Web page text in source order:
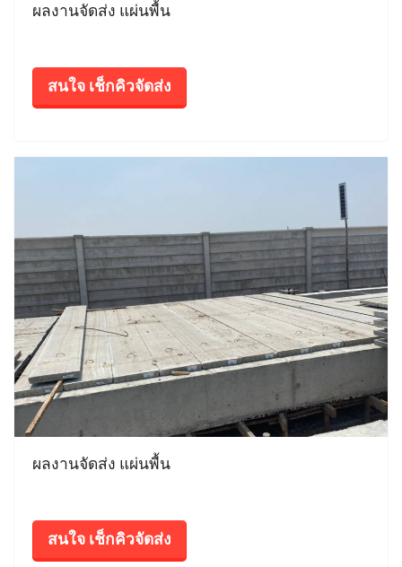
ผลงานจัดส่ง แผ่นพื้น
สนใจ เช็กคิวจัดส่ง
ผลงานจัดส่ง แผ่นพื้น
สนใจ เช็กคิวจัดส่ง